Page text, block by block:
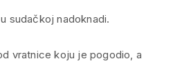
sudačkoj nadoknadi.
vratnice koju je pogodio, a